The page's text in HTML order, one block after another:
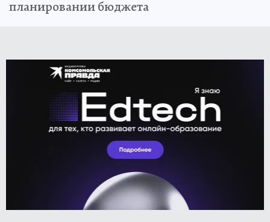
планировании бюджета